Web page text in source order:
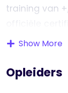
training van
examen is
Show More
Opleiders